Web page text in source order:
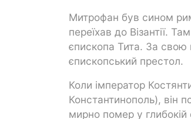
Митрофан був сином
переїхав до Візантії.
єпископа Тита. За свою
єпископський престол.
Коли імператор
Константинополь), він
мирно помер у